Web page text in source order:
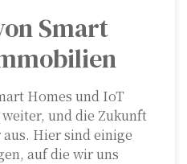
Smart
Homes und IoT
und die Zukunft
Hier sind einige
auf die wir uns